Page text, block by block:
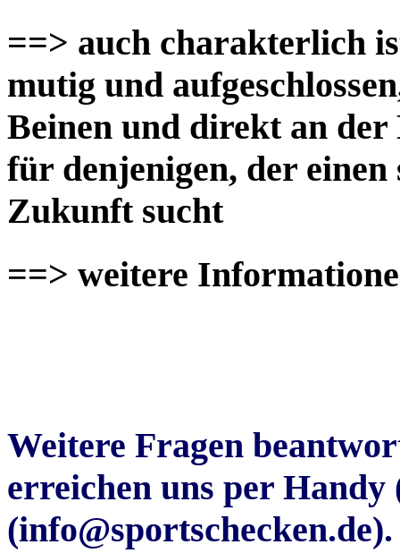
==> auch charakterlich
mutig und
Beinen und direkt an
für denjenigen, der
Zukunft sucht
==> weitere
Weitere Fragen
erreichen uns per Handy
(info@sportschecken.de).